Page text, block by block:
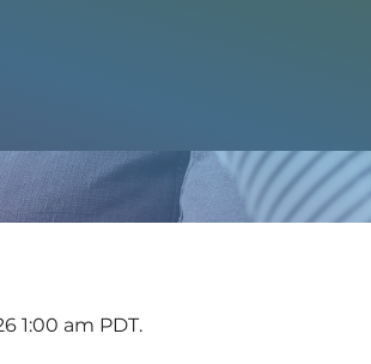
1:00 am PDT.